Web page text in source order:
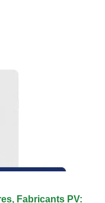
Fabricants PV: